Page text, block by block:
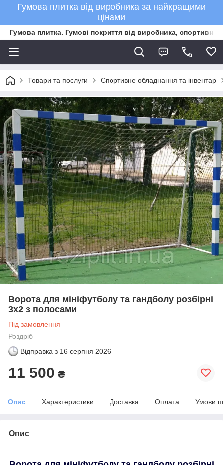
Гумова плитка від виробника за найкращими
цінами
Гумова плитка. Гумові покриття від виробника, спортивне
Товари та послуги Спортивне обладнання та інвентар
Ворота для мініфутболу та гандболу розбірні
3х2 з полосами
Під замовлення
Роздріб
Відправка з 16 серпня 2026
11 500 ₴
Опис Характеристики Доставка Оплата Умови
Опис